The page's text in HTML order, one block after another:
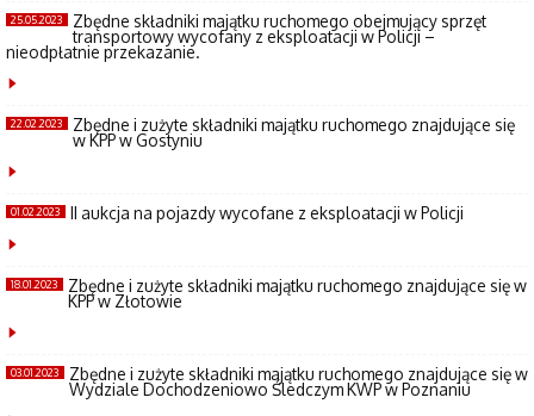
25.05.2023 Zbędne składniki majątku ruchomego obejmujący sprzęt
transportowy wycofany z eksploatacji w Policji –
nieodpłatnie przekazanie.
22.02.2023 Zbędne i zużyte składniki majątku ruchomego znajdujące się
w KPP w Gostyniu
01.02.2023 II aukcja na pojazdy wycofane z eksploatacji w Policji
18.01.2023 Zbędne i zużyte składniki majątku ruchomego znajdujące się w
KPP w Złotowie
03.01.2023 Zbędne i zużyte składniki majątku ruchomego znajdujące się w
Wydziale Dochodzeniowo Śledczym KWP w Poznaniu